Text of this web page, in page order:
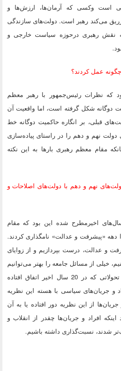
است وکسی که آرمان‌ها، ارزش‌ها و
می‌کند رهبر است. دولت‌های سازندگی
که نقش رهبری درحوزه سیاست خارجی و
عمل کردند؟
که نظرات رئیس‌جمهور با رهبر معظم
دوگانه شکل گرفته است، اما واقعیت آن
قبلی، بر انگاره حاکمیت دوگانه خط
نهم و دهم را در راستای پیاده‌سازی
مقام معظم رهبری بارها به این نکته
نهم و دهم با دولت‌های اصلاحات و
اخیرمطرح شده این بود که مقام
دهه «پیشرفت و عدالت» نامگذاری کردند.
و عدالت، درست بپردازیم و از زوایای
خیلی از مسائل جامعه‌ را بهتر می‌توانیم
درک کنیم. بسیاری از اتفاقات و تحولاتی که در 20 سال اخیر اتفاق افتاده
و جریان‌های سیاسی با هسته این نظریه
از این نظریه دور افتاده یا به آن
افراد و جریان‌ها چقدر از انقلاب و
شدند، نسبت‌گذاری داشته باشیم.